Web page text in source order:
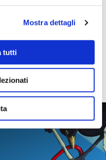
Mostra dettagli
tutti